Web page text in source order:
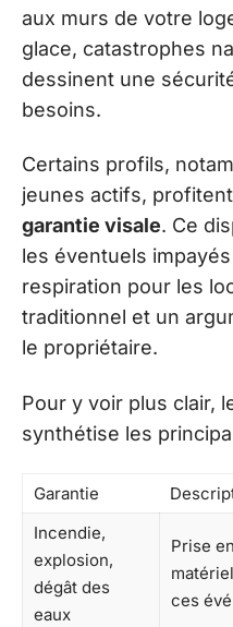
aux murs de votre
glace, catastrophes
dessinent une
besoins.
Certains profils,
jeunes actifs,
garantie visale. Ce
les éventuels
respiration pour les
traditionnel et un
le propriétaire.
Pour y voir plus clair,
synthétise les
Garantie
Incendie,
explosion,
dégât des
eaux
Prise
ces